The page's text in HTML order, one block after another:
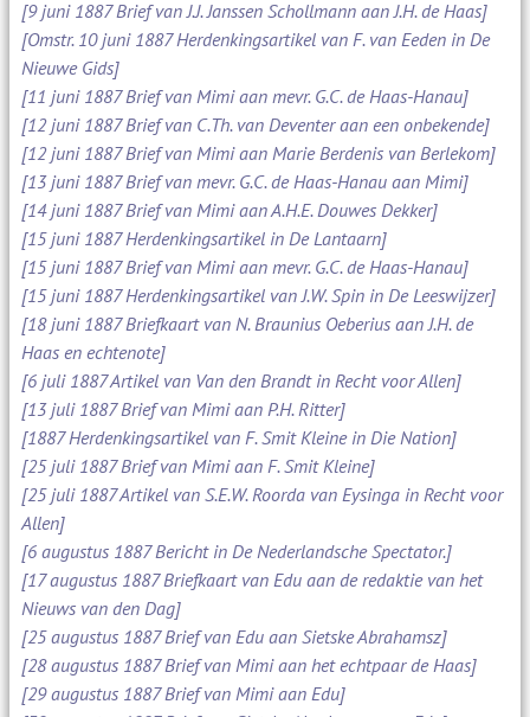
[9 juni 1887 Brief van J.J. Janssen Schollmann aan J.H. de Haas]
[Omstr. 10 juni 1887 Herdenkingsartikel van F. van Eeden in De
Nieuwe Gids]
[11 juni 1887 Brief van Mimi aan mevr. G.C. de Haas-Hanau]
[12 juni 1887 Brief van C.Th. van Deventer aan een onbekende]
[12 juni 1887 Brief van Mimi aan Marie Berdenis van Berlekom]
[13 juni 1887 Brief van mevr. G.C. de Haas-Hanau aan Mimi]
[14 juni 1887 Brief van Mimi aan A.H.E. Douwes Dekker]
[15 juni 1887 Herdenkingsartikel in De Lantaarn]
[15 juni 1887 Brief van Mimi aan mevr. G.C. de Haas-Hanau]
[15 juni 1887 Herdenkingsartikel van J.W. Spin in De Leeswijzer]
[18 juni 1887 Briefkaart van N. Braunius Oeberius aan J.H. de
Haas en echtenote]
[6 juli 1887 Artikel van Van den Brandt in Recht voor Allen]
[13 juli 1887 Brief van Mimi aan P.H. Ritter]
[1887 Herdenkingsartikel van F. Smit Kleine in Die Nation]
[25 juli 1887 Brief van Mimi aan F. Smit Kleine]
[25 juli 1887 Artikel van S.E.W. Roorda van Eysinga in Recht voor
Allen]
[6 augustus 1887 Bericht in De Nederlandsche Spectator.]
[17 augustus 1887 Briefkaart van Edu aan de redaktie van het
Nieuws van den Dag]
[25 augustus 1887 Brief van Edu aan Sietske Abrahamsz]
[28 augustus 1887 Brief van Mimi aan het echtpaar de Haas]
[29 augustus 1887 Brief van Mimi aan Edu]